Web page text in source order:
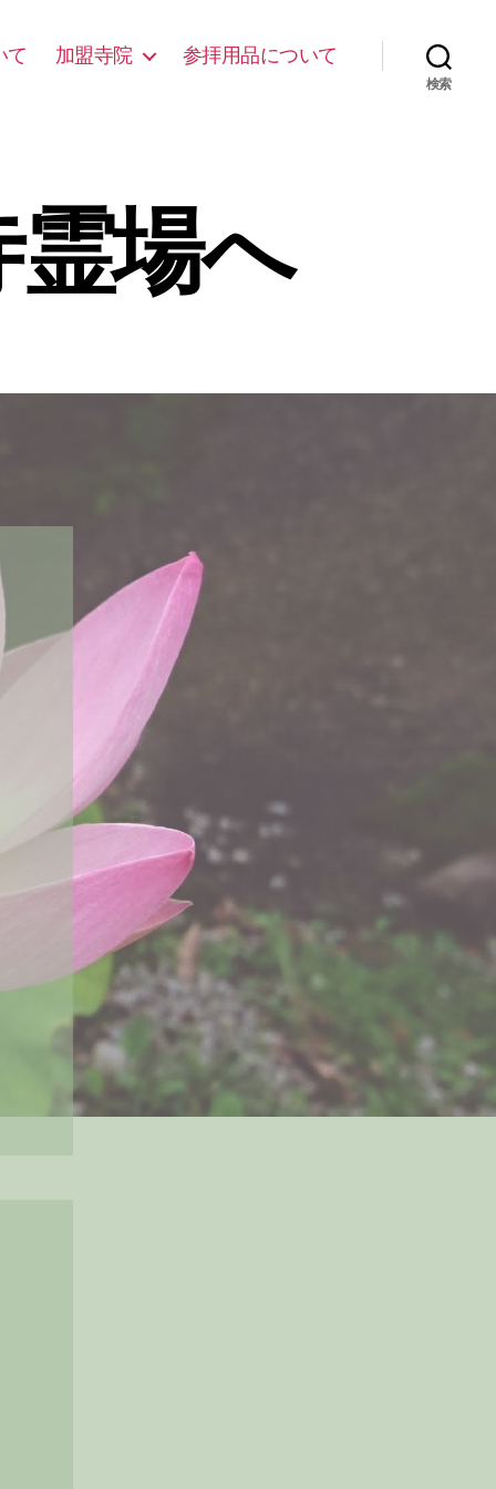
て 加盟寺院 参拝用品について
検索
場へ